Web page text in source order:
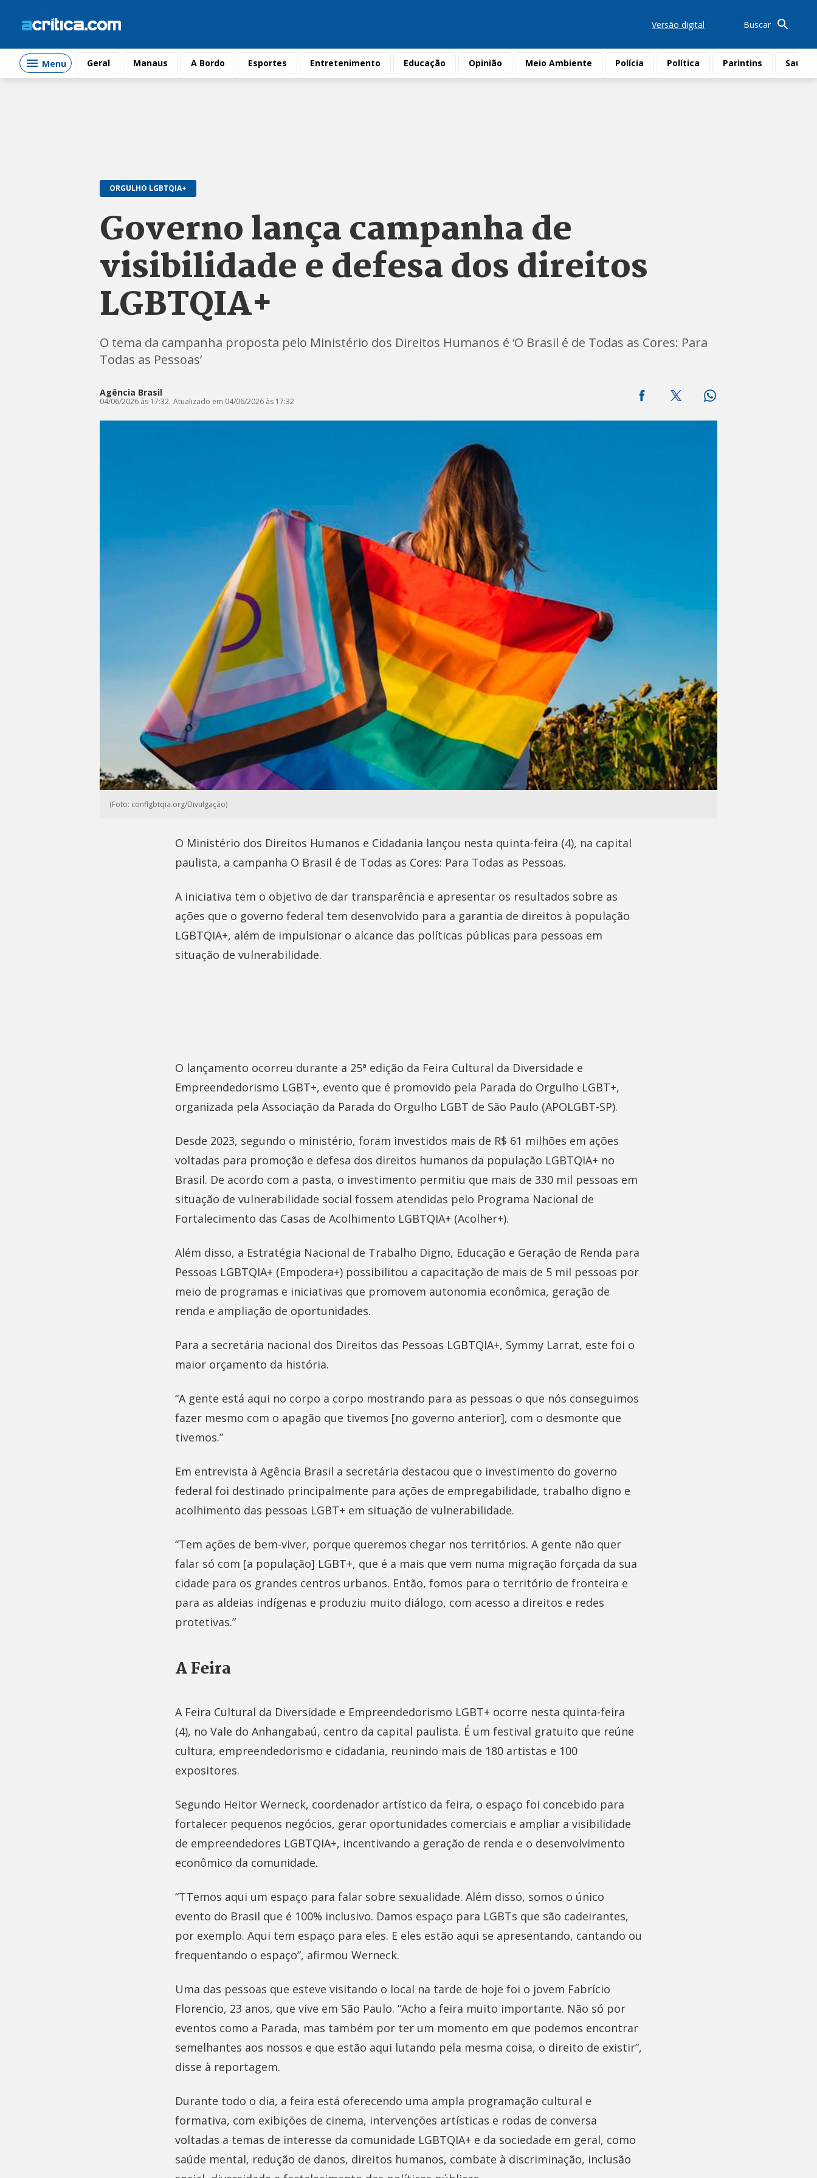
Versão digital Buscar
Menu Geral Manaus A Bordo Esportes Entretenimento Educação Opinião Meio Ambiente Polícia Política Parintins Saúde
ORGULHO LGBTQIA+
Governo lança campanha de
visibilidade e defesa dos direitos
LGBTQIA+
O tema da campanha proposta pelo Ministério dos Direitos Humanos é ‘O Brasil é de Todas as Cores: Para
Todas as Pessoas’
Agência Brasil
04/06/2026 às 17:32. Atualizado em 04/06/2026 às 17:32
(Foto: conflgbtqia.org/Divulgação)
O Ministério dos Direitos Humanos e Cidadania lançou nesta quinta-feira (4), na capital
paulista, a campanha O Brasil é de Todas as Cores: Para Todas as Pessoas.
A iniciativa tem o objetivo de dar transparência e apresentar os resultados sobre as
ações que o governo federal tem desenvolvido para a garantia de direitos à população
LGBTQIA+, além de impulsionar o alcance das políticas públicas para pessoas em
situação de vulnerabilidade.
O lançamento ocorreu durante a 25ª edição da Feira Cultural da Diversidade e
Empreendedorismo LGBT+, evento que é promovido pela Parada do Orgulho LGBT+,
organizada pela Associação da Parada do Orgulho LGBT de São Paulo (APOLGBT-SP).
Desde 2023, segundo o ministério, foram investidos mais de R$ 61 milhões em ações
voltadas para promoção e defesa dos direitos humanos da população LGBTQIA+ no
Brasil. De acordo com a pasta, o investimento permitiu que mais de 330 mil pessoas em
situação de vulnerabilidade social fossem atendidas pelo Programa Nacional de
Fortalecimento das Casas de Acolhimento LGBTQIA+ (Acolher+).
Além disso, a Estratégia Nacional de Trabalho Digno, Educação e Geração de Renda para
Pessoas LGBTQIA+ (Empodera+) possibilitou a capacitação de mais de 5 mil pessoas por
meio de programas e iniciativas que promovem autonomia econômica, geração de
renda e ampliação de oportunidades.
Para a secretária nacional dos Direitos das Pessoas LGBTQIA+, Symmy Larrat, este foi o
maior orçamento da história.
“A gente está aqui no corpo a corpo mostrando para as pessoas o que nós conseguimos
fazer mesmo com o apagão que tivemos [no governo anterior], com o desmonte que
tivemos.”
Em entrevista à Agência Brasil a secretária destacou que o investimento do governo
federal foi destinado principalmente para ações de empregabilidade, trabalho digno e
acolhimento das pessoas LGBT+ em situação de vulnerabilidade.
“Tem ações de bem-viver, porque queremos chegar nos territórios. A gente não quer
falar só com [a população] LGBT+, que é a mais que vem numa migração forçada da sua
cidade para os grandes centros urbanos. Então, fomos para o território de fronteira e
para as aldeias indígenas e produziu muito diálogo, com acesso a direitos e redes
protetivas.”
A Feira
A Feira Cultural da Diversidade e Empreendedorismo LGBT+ ocorre nesta quinta-feira
(4), no Vale do Anhangabaú, centro da capital paulista. É um festival gratuito que reúne
cultura, empreendedorismo e cidadania, reunindo mais de 180 artistas e 100
expositores.
Segundo Heitor Werneck, coordenador artístico da feira, o espaço foi concebido para
fortalecer pequenos negócios, gerar oportunidades comerciais e ampliar a visibilidade
de empreendedores LGBTQIA+, incentivando a geração de renda e o desenvolvimento
econômico da comunidade.
“TTemos aqui um espaço para falar sobre sexualidade. Além disso, somos o único
evento do Brasil que é 100% inclusivo. Damos espaço para LGBTs que são cadeirantes,
por exemplo. Aqui tem espaço para eles. E eles estão aqui se apresentando, cantando ou
frequentando o espaço”, afirmou Werneck.
Uma das pessoas que esteve visitando o local na tarde de hoje foi o jovem Fabrício
Florencio, 23 anos, que vive em São Paulo. “Acho a feira muito importante. Não só por
eventos como a Parada, mas também por ter um momento em que podemos encontrar
semelhantes aos nossos e que estão aqui lutando pela mesma coisa, o direito de existir”,
disse à reportagem.
Durante todo o dia, a feira está oferecendo uma ampla programação cultural e
formativa, com exibições de cinema, intervenções artísticas e rodas de conversa
voltadas a temas de interesse da comunidade LGBTQIA+ e da sociedade em geral, como
saúde mental, redução de danos, direitos humanos, combate à discriminação, inclusão